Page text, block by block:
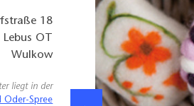
18
Lebus OT
Wulkow
liegt in der
Oder-Spree